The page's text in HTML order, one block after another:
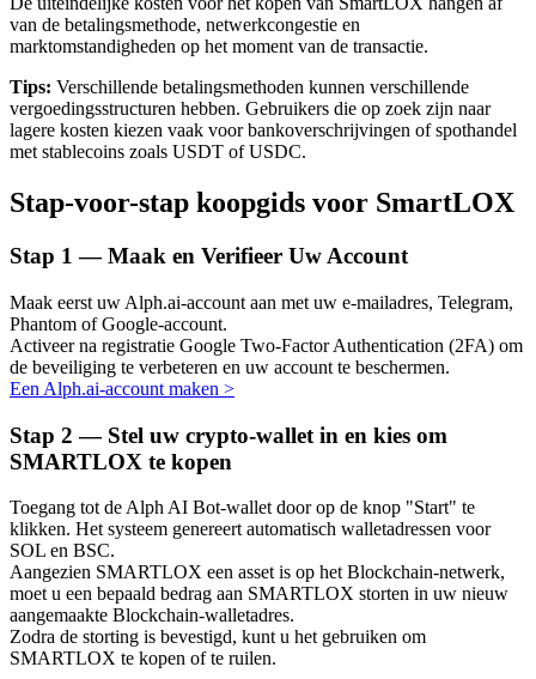
Grijp langetermijnwinst en flexibele belangen
Leer staken
Bitrue
AI
van de betalingsmethode, netwerkcongestie en
marktomstandigheden op het moment van de transactie.
Tips: Verschillende betalingsmethoden kunnen verschillende
vergoedingsstructuren hebben. Gebruikers die op zoek zijn naar
lagere kosten kiezen vaak voor bankoverschrijvingen of spothandel
met stablecoins zoals USDT of USDC.
Stap-voor-stap koopgids voor SmartLOX
Stap 1 —Maak en Verifieer Uw Account
Maak eerst uw Alph.ai-account aan met uw e-mailadres, Telegram,
Phantom of Google-account.
Activeer na registratie Google Two-Factor Authentication (2FA) om
de beveiliging te verbeteren en uw account te beschermen.
Een Alph.ai-account maken >
Stap 2 — Stel uw crypto-wallet in en kies om
SMARTLOX te kopen
Toegang tot de Alph AI Bot-wallet door op de knop "Start" te
klikken. Het systeem genereert automatisch walletadressen voor
SOL en BSC.
Aangezien SMARTLOX een asset is op het Blockchain-netwerk,
moet u een bepaald bedrag aan SMARTLOX storten in uw nieuw
aangemaakte Blockchain-walletadres.
Zodra de storting is bevestigd, kunt u het gebruiken om
SMARTLOX te kopen of te ruilen.